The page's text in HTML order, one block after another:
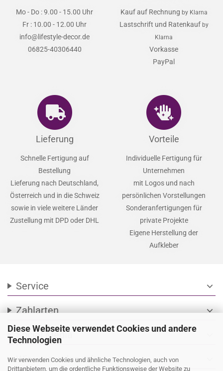
Diese Webseite verwendet Cookies und andere
Technologien
Wir verwenden Cookies und ähnliche Technologien, auch von
Drittanbietern, um die ordentliche Funktionsweise der Website zu
Mo - Do : 9.00 - 15.00 Uhr
Fr : 10.00 - 12.00 Uhr
info@lifestyle-decor.de
06825-40306440
Kauf auf Rechnung by Klarna
Lastschrift und Ratenkauf by
Klarna
Vorkasse
PayPal
Lieferung
Schnelle Fertigung auf
Bestellung
Lieferung nach Deutschland,
Österreich und in die Schweiz
sowie in viele weitere Länder
Zustellung mit DPD oder DHL
Vorteile
Individuelle Fertigung für
Unternehmen
mit Logos und nach
persönlichen Vorstellungen
Sonderanfertigungen für
private Projekte
Eigene Herstellung der
Aufkleber
Service expand_more
Zahlarten expand_more
Social Media
Wir versenden mit